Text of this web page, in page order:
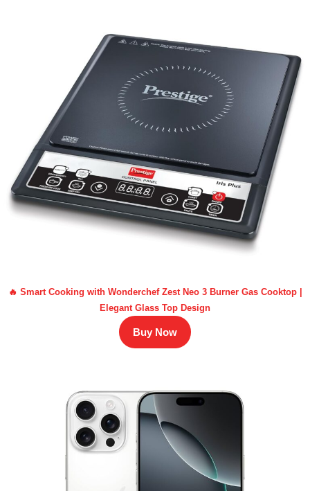
🔥 Smart Cooking with Wonderchef Zest Neo 3 Burner Gas Cooktop |
Elegant Glass Top Design
Buy Now